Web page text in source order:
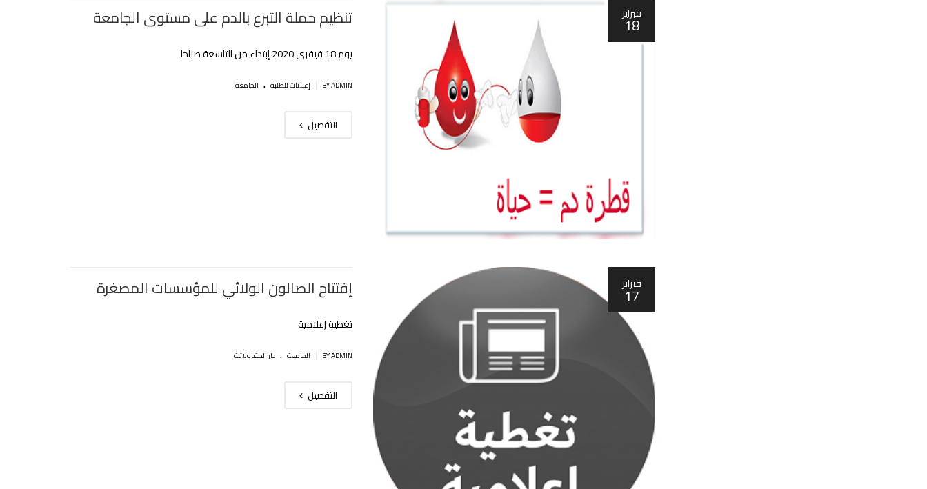
فبراير
18 تنظيم حملة التبرع بالدم على مستوى الجامعة
يوم 18 فيفري 2020 إبتداء من التاسعة صباحا
BY ADMIN إعلانات للطلبة . الجامعة
التفصيل
فبراير
17 إفتتاح الصالون الولائي للمؤسسات المصغرة
تغطية إعلامية
BY ADMIN الجامعة . دار المقاولاتية
التفصيل